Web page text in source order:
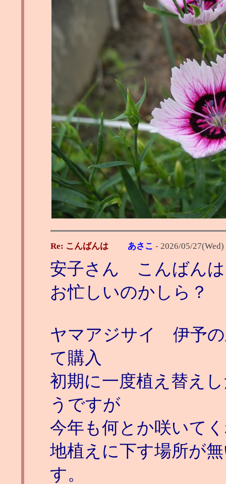
Re: こんばんは あさこ - 2026/05/27(Wed)
安子さん こんばんは
お忙しいのかしら？
ヤマアジサイ 伊予
て購入
初期に一度植え替え
うですが
今年も何とか咲いて
地植えに下す場所が
す。